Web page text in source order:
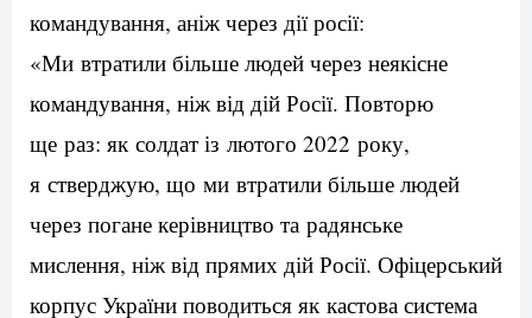
командування, аніж через дії росії:
«Ми втратили більше людей через неякісне
командування, ніж від дій Росії. Повторю
ще раз: як солдат із лютого 2022 року,
я стверджую, що ми втратили більше людей
через погане керівництво та радянське
мислення, ніж від прямих дій Росії. Офіцерський
корпус України поводиться як кастова система